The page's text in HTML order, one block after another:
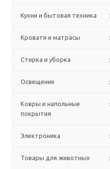
Кухни и бытовая техника
Кровати и матрасы
Стирка и уборка
Освещение
Ковры и напольные
покрытия
Электроника
Товары для животных